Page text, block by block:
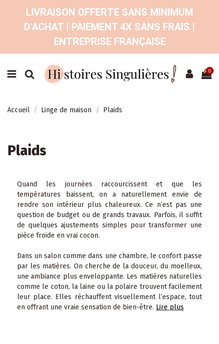
LIVRAISON OFFERTE SANS MINIMUM
D'ACHAT | PAIEMENT 4X SANS FRAIS |
ENTREPRISE FRANÇAISE
0
Accueil Linge de maison Plaids
Plaids
Quand les journées raccourcissent et que les
températures baissent, on a naturellement envie de
rendre son intérieur plus chaleureux. Ce n’est pas une
question de budget ou de grands travaux. Parfois, il suffit
de quelques ajustements simples pour transformer une
pièce froide en vrai cocon.
Dans un salon comme dans une chambre, le confort passe
par les matières. On cherche de la douceur, du moelleux,
une ambiance plus enveloppante. Les matières naturelles
comme le coton, la laine ou la polaire trouvent facilement
leur place. Elles réchauffent visuellement l’espace, tout
en offrant une vraie sensation de bien-être. Lire plus